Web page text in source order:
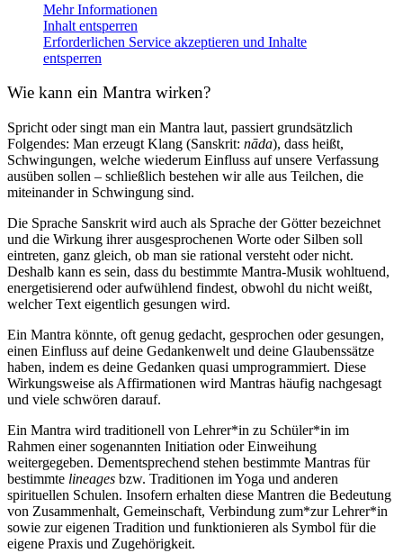
Mehr Informationen
Inhalt entsperren
Erforderlichen Service akzeptieren und Inhalte
entsperren
Wie kann ein Mantra wirken?
Spricht oder singt man ein Mantra laut, passiert grundsätzlich
Folgendes: Man erzeugt Klang (Sanskrit: nāda), dass heißt,
Schwingungen, welche wiederum Einfluss auf unsere Verfassung
ausüben sollen – schließlich bestehen wir alle aus Teilchen, die
miteinander in Schwingung sind.
Die Sprache Sanskrit wird auch als Sprache der Götter bezeichnet
und die Wirkung ihrer ausgesprochenen Worte oder Silben soll
eintreten, ganz gleich, ob man sie rational versteht oder nicht.
Deshalb kann es sein, dass du bestimmte Mantra-Musik wohltuend,
energetisierend oder aufwühlend findest, obwohl du nicht weißt,
welcher Text eigentlich gesungen wird.
Ein Mantra könnte, oft genug gedacht, gesprochen oder gesungen,
einen Einfluss auf deine Gedankenwelt und deine Glaubenssätze
haben, indem es deine Gedanken quasi umprogrammiert. Diese
Wirkungsweise als Affirmationen wird Mantras häufig nachgesagt
und viele schwören darauf.
Ein Mantra wird traditionell von Lehrer*in zu Schüler*in im
Rahmen einer sogenannten Initiation oder Einweihung
weitergegeben. Dementsprechend stehen bestimmte Mantras für
bestimmte lineages bzw. Traditionen im Yoga und anderen
spirituellen Schulen. Insofern erhalten diese Mantren die Bedeutung
von Zusammenhalt, Gemeinschaft, Verbindung zum*zur Lehrer*in
sowie zur eigenen Tradition und funktionieren als Symbol für die
eigene Praxis und Zugehörigkeit.